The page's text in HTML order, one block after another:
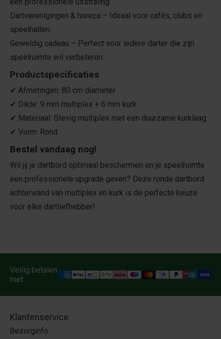
Dartverenigingen & horeca – Ideaal voor cafés, clubs en
speelhallen.
Geweldig cadeau – Perfect voor iedere darter die zijn
speelruimte wil verbeteren.
Productspecificaties
✔ Afmetingen: 80 cm diameter
✔ Dikte: 9 mm multiplex + 6 mm kurk
✔ Materiaal: Stevig multiplex met een duurzame kurklaag
✔ Vorm: Rond
Bestel vandaag nog!
Wil jij je dartbord optimaal beschermen en je speelruimte
een professionele upgrade geven? Deze ronde dartbord
achterwand van multiplex en kurk is de perfecte keuze
voor elke dartliefhebber!
Veilig betalen
met:
Klantenservice
Bezorginfo